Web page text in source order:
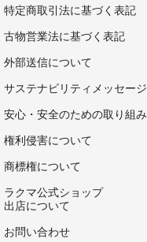
特定商取引法に基づく表記
古物営業法に基づく表記
外部送信について
サステナビリティメッセージ
安心・安全のための取り組み
権利侵害について
商標権について
ラクマ公式ショップ
出店について
お問い合わせ